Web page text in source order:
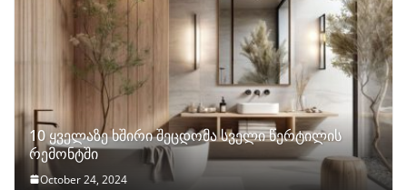
10 ყველაზე ხშირი შეცდომა სველი წერტილის
რემონტში
October 24, 2024